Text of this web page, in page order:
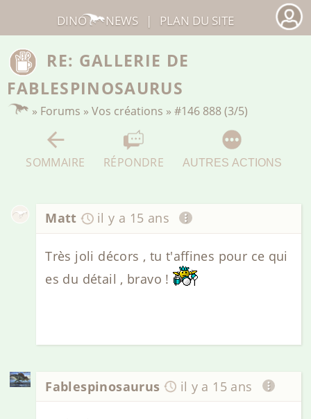
RE: GALLERIE DE
FABLESPINOSAURUS
» Forums »Vos créations »#146 888 (3/5)
SOMMAIRE RÉPONDRE AUTRES ACTIONS
Matt il y a 15 ans
Très joli décors , tu t'affines pour ce qui
es du détail , bravo !
Fablespinosaurus il y a 15 ans
DINO NEWS | PLAN DU SITE